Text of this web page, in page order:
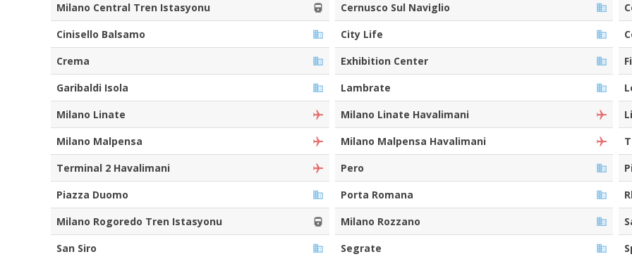
Milano Central Tren Istasyonu
Cernusco Sul Naviglio
Cinisello Balsamo
City Life
Crema
Exhibition Center
Garibaldi Isola
Lambrate
Milano Linate
Milano Linate Havalimani
Milano Malpensa
Milano Malpensa Havalimani
Terminal 2 Havalimani
Pero
Piazza Duomo
Porta Romana
Milano Rogoredo Tren Istasyonu
Milano Rozzano
San Siro
Segrate